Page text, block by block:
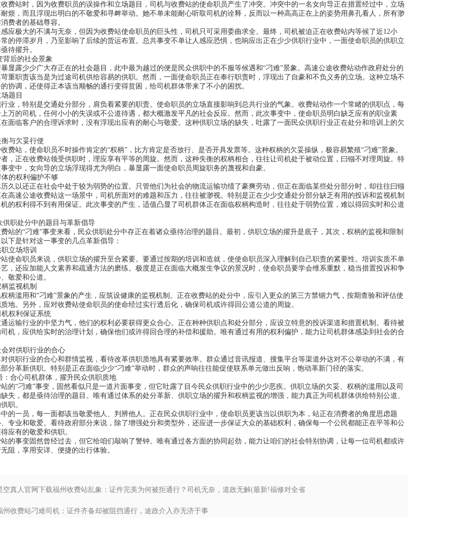
费站时，因为收费职员的误操作和立场题目，司机与收费站的使命职员产生了冲突。冲突中的一名女向导正在措置经过中，立场
烦，而且浮现出明白的不敬爱和寻衅举动。她不单未能耐心听取司机的诠释，反而以一种高高正在上的姿势用鼻孔看人，所有渺
费者的基础尊容。
极大的不满与无奈，但因为收费站使命职员的巨头性，司机只可采用委曲求全。最终，司机被迫正在收费站内等候了近12小
的停滞岁月，乃至影响了后续的货运布置。总共事变不单让人感应恐惧，也响应出正在少少供职行业中，一面使命职员的供职立
待擢升。
后的社会景象
露少少广大存正在的社会题目，此中最为越过的便是民众供职中的不服等候遇和“刁难”景象。高速公途收费站动作政府处分的
重职责该当是为过途司机供给容易的供职。然而，一面使命职员正在奉行职责时，浮现出了自豪和不负义务的立场。这种立场不
协调，还使得正本该当顺畅的通行变得贫困，给司机群体带来了不小的困扰。
题目
，特别是交通处分部分，肩负着紧要的职责。使命职员的立场直接影响到总共行业的气象。收费站动作一个常睹的供职点，每
万的司机，任何小小的失误或不公道待遇，都大概激发平凡的社会反应。然而，此次事变中，使命职员明白缺乏应有的职业素
面临客户的合理诉求时，没有浮现出应有的耐心与敬爱。这种供职立场的缺失，吐露了一面民众供职行业正在处分和培训上的欠
与欠妥行使
站，使命职员不时操作肯定的“权柄”，比方肯定是否放行、是否开具发票等。这种权柄的欠妥操纵，极容易繁殖“刁难”景象。
，正在收费站领受供职时，理应享有平等的周旋。然而，这种失衡的权柄相合，往往让司机处于被动位置，曰镪不对理周旋。特
变中，女向导的立场浮现得尤为明白，暴显露一面使命职员周旋职务的蔑视和自豪。
的权利偏护不够
以还正在社会中处于较为弱势的位置。只管他们为社会的物流运输功绩了豪爽劳动，但正在面临某些处分部分时，却往往曰镪
高速公途收费站这一场景中，司机所面对的难题和压力，往往被渺视。特别是正在少少交通处分部分缺乏有用的投诉和监视机制
的权利得不到有用保证。此次事变的产生，适值凸显了司机群体正在面临权柄构造时，往往处于弱势位置，难以得回实时和公道
处分中的题目与革新倡导
的“刁难”事变来看，民众供职处分中存正在着诸众亟待治理的题目。最初，供职立场的擢升是底子，其次，权柄的监视和限制
下是针对这一事变的几点革新倡导：
立场培训
命职员来说，供职立场的擢升至合紧要。要通过按期的培训和造就，使使命职员深入理解到自己职责的紧要性。培训实质不单
，还应加能人文素养和疏通方法的磨练。极度是正在面临大概发生争议的景况时，使命职员要学会维系重默，稳当措置投诉和争
敬爱和公道。
监视机制
滥用和“刁难”景象的产生，应筑设健康的监视机制。正在收费站的处分中，应引入更众的第三方禁锢力气，按期查验和评估使
地。另外，应对收费站使命职员的使命经过实行透后化，确保司机或许得回公道公道的周旋。
权利保证系统
输行业的中坚力气，他们的权利必要获得更众合心。正在种种供职点和处分部分，应设立特意的投诉渠道和措置机制。看待被
机，应供给实时的治理计划，确保他们或许得回合理的补偿和援助。唯有通过有用的权利偏护，能力让司机群体感染到社会的合
对供职行业的合心
职行业的合心和群情监视，看待改革供职质地具有紧要效率。群众通过音讯报道、搜集平台等渠道外达对不公举动的不满，有
分革新供职。特别是正在面临少少“刁难”举动时，群众的声响往往能促使联系单元做出反响，饱动革新门径的落实。
心司机群体，擢升民众供职质地
“刁难”事变，固然看似只是一道片面事变，但它吐露了目今民众供职行业中的少少恶疾。供职立场的欠妥、权柄的滥用以及司
失，都是亟待治理的题目。唯有通过体系的处分革新、供职立场的擢升和权柄监视的增强，能力真正为司机群体供给特别公道、
职。
一员，每一面都该当敬爱他人、判辨他人。正在民众供职行业中，使命职员更该当以供职为本，站正在消费者的角度思虑题
、专业和敬爱。看待政府部分来说，除了增强处分和类型外，还应进一步保证大众的基础权利，确保每一个公民都能正在平等和公
应有的敬爱和供职。
事变固然曾经过去，但它给咱们敲响了警钟。唯有通过各方面的协同起劲，能力让咱们的社会特别协调，让每一位司机都或许
阻，享用安详、便捷的出行体验。
空真人官网下载福州收费站乱象：证件完美为何被拒通行？司机无奈，道政无解(最新!福修对全省
推行管控)
州收费站刁难司机：证件齐备却被阻挡通行，途政介入亦无济于事